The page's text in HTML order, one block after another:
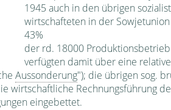
1945 auch in den übrigen
wirtschafteten in der Sowjetunion
43%
der rd. 18000
verfüg­ten damit über eine
Aussonderung"); die übrigen sog.
wirtschaftliche Rechnungsführung
einge­bettet.